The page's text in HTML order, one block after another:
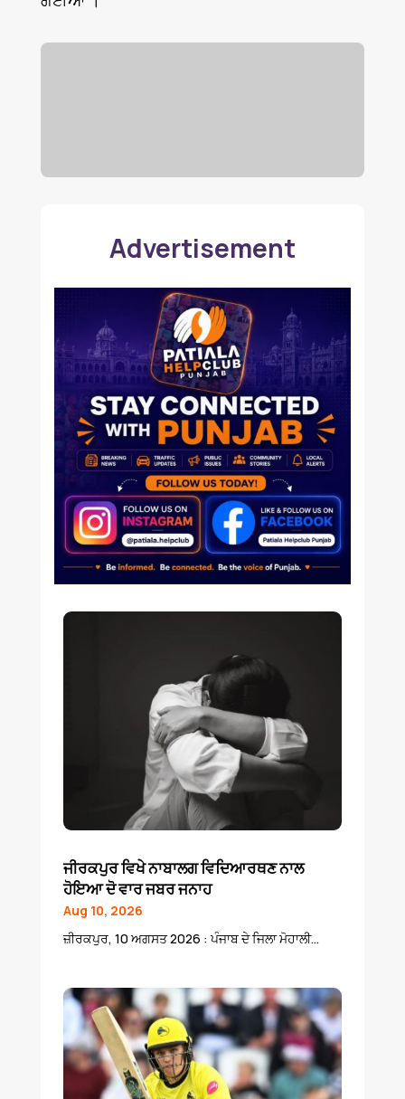
Advertisement
ਜੀਰਕਪੁਰ ਵਿਖੇ ਨਾਬਾਲਗ ਵਿਦਿਆਰਥਣ ਨਾਲ
ਹੋਇਆ ਦੋ ਵਾਰ ਜਬਰ ਜਨਾਹ
Aug 10, 2026
ਜ਼ੀਰਕਪੁਰ, 10 ਅਗਸਤ 2026 : ਪੰਜਾਬ ਦੇ ਜਿਲਾ ਮੋਹਾਲੀ...